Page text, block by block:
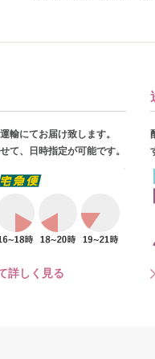
輸にてお届け致します。
て、日時指定が可能です。
詳しく見る